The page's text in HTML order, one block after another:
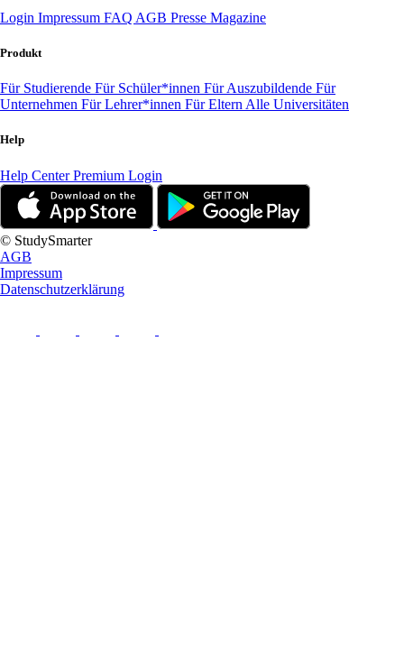
Login Impressum FAQ AGB Presse Magazine
Produkt
Für Studierende Für Schüler*innen Für Auszubildende Für
Unternehmen Für Lehrer*innen Für Eltern Alle Universitäten
Help
Help CenterPremium Login
© StudySmarter
AGB
Impressum
Datenschutzerklärung